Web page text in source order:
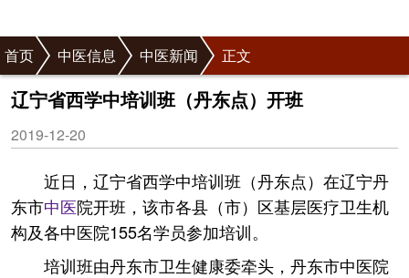
首页 中医信息 中医新闻 正文
辽宁省西学中培训班（丹东点）开班
2019-12-20
近日，辽宁省西学中培训班（丹东点）在辽宁丹
东市中医院开班，该市各县（市）区基层医疗卫生机
构及各中医院155名学员参加培训。
培训班由丹东市卫生健康委牵头，丹东市中医院